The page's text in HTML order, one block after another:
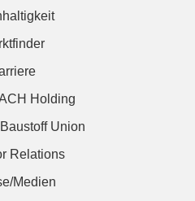
Holding
Union
Relations
Medien